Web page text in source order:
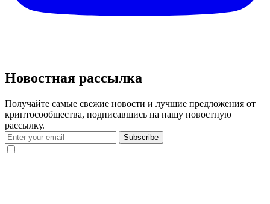
Новостная рассылка
Получайте самые свежие новости и лучшие предложения от
криптосообщества, подписавшись на нашу новостную
рассылку.
Subscribe